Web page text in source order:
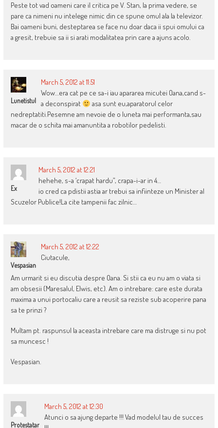
Peste tot vad oameni care il critica pe V. Stan, la prima vedere, se
pare ca nimeni nu intelege nimic din ce spune omul ala la televizor.
Bai oameni buni, desteptarea se face nu doar daca ii spui omului ca
a gresit, trebuie sa ii si arati modalitatea prin care a ajuns acolo.
Lunetistul
March 5, 2012 at 11:51
Wow…era cat pe ce sa-i iau apararea micutei Oana,cand s-
a deconspirat
asa sunt eu,aparatorul celor
nedreptatiti.Pesemne am nevoie de o luneta mai performanta,sau
macar de o schita mai amanuntita a robotilor pedelisti.
Ex
March 5, 2012 at 12:21
hehehe, s-a ‘crapat hardu”, crapa-i-ar in 4…
io cred ca pdistii astia ar trebui sa infiinteze un Minister al
Scuzelor Publice!La cite tampenii fac zilnic…
Vespasian
March 5, 2012 at 12:22
Ciutacule,
Am urmarit si eu discutia despre Oana. Si stii ca eu nu am o viata si
am obsesii (Maresalul, Elwis, etc). Am o intrebare: care este durata
maxima a unui portocaliu care a reusit sa reziste sub acoperire pana
sa te prinzi ?
Multam pt. raspunsul la aceasta intrebare care ma distruge si nu pot
sa muncesc !
Vespasian.
Protestatar
March 5, 2012 at 12:30
Atunci o sa ajung departe !!! Vad modelul tau de succes